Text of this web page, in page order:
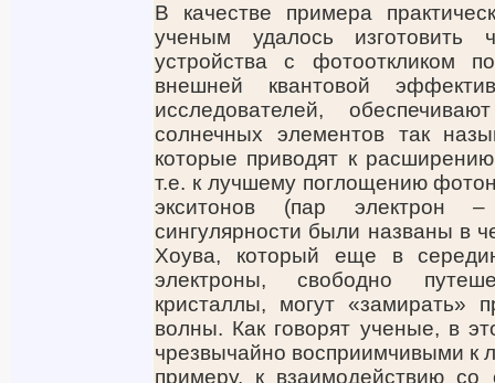
В качестве примера
ученым удалось изготовить
устройства с фотооткликом
внешней квантовой
исследователей,
солнечных элементов так
которые приводят к
т.е. к лучшему поглощению
экситонов (пар электрон
сингулярности были названы в
Хоува, который еще в
электроны, свободно
кристаллы, могут «замирать»
волны. Как говорят ученые, в
чрезвычайно восприимчивыми к
примеру, к взаимодействию со